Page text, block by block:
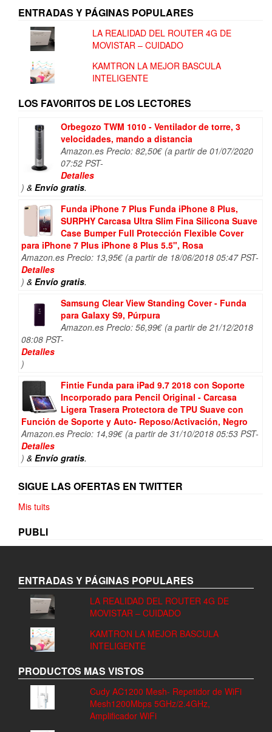
ENTRADAS Y PÁGINAS POPULARES
LA REALIDAD DEL ROUTER 4G DE
MOVISTAR – CUIDADO
KAMTRON LA MEJOR BASCULA
INTELIGENTE
LOS FAVORITOS DE LOS LECTORES
Orbegozo TWM 1010 - Ventilador de torre, 3
velocidades, mando a distancia
Amazon.es Precio: 82,50€ (a partir de 01/07/2020
07:52 PST-
Detalles
) & Envío gratis.
Funda iPhone 7 Plus Funda iPhone 8 Plus,
SURPHY Carcasa Ultra Slim Fina Silicona Suave
Case Bumper Full Protección Flexible Cover
para iPhone 7 Plus iPhone 8 Plus 5.5", Rosa
Amazon.es Precio: 13,95€ (a partir de 18/06/2018 05:47 PST-
Detalles
) & Envío gratis.
Samsung Clear View Standing Cover - Funda
para Galaxy S9, Púrpura
Amazon.es Precio: 56,99€ (a partir de 21/12/2018
08:08 PST-
Detalles
)
Fintie Funda para iPad 9.7 2018 con Soporte
Incorporado para Pencil Original - Carcasa
Ligera Trasera Protectora de TPU Suave con
Función de Soporte y Auto- Reposo/Activación, Negro
Amazon.es Precio: 14,99€ (a partir de 31/10/2018 05:53 PST-
Detalles
) & Envío gratis.
SIGUE LAS OFERTAS EN TWITTER
Mis tuits
PUBLI
ENTRADAS Y PÁGINAS POPULARES
LA REALIDAD DEL ROUTER 4G DE
MOVISTAR – CUIDADO
KAMTRON LA MEJOR BASCULA
INTELIGENTE
PRODUCTOS MAS VISTOS
Cudy AC1200 Mesh- Repetidor de WiFi
Mesh1200Mbps 5GHz/2.4GHz,
Amplificador WiFi